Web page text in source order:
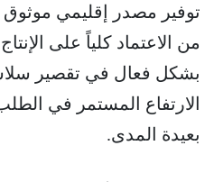
توفير مصدر إقليمي موثوق
من الاعتماد كلياً على
بشكل فعال في تقصير
الارتفاع المستمر في
بعيدة المدى.